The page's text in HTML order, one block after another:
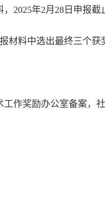
2025年2月28日申报截
材料中选出最终三个获
作奖励办公室备案，